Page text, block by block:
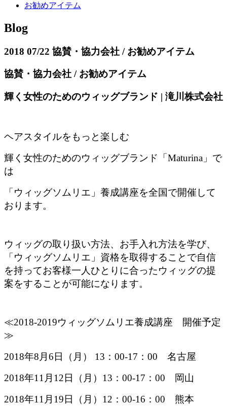
お勧めアイテム
Blog
2018 07/22 協賛・協力会社 / お勧めアイテム
協賛・協力会社 / お勧めアイテム
輝く女性のためのウィッグブランド | 滝川株式会社
ヘアスタイルをもっと楽しむ
輝く女性のためのウィッグブランド「Maturina」で
は
「ウィッグソムリエ」養成講座を全国で開催して
おります。
ウィッグの取り扱い方法、お手入れ方法を学び、
「ウィッグソムリエ」資格を取得することで自信
を持ってお客様一人ひとりに合ったウィッグの提
案をすることが可能になります。
≪2018-2019ウィッグソムリエ養成講座 開催予定
≫
2018年8月6日（月） 13：00-17：00 名古屋
2018年11月12日（月）13：00-17：00 岡山
2018年11月19日（月）12：00-16：00 熊本